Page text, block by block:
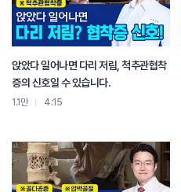
앉았다 일어나면 다리 저림, 척추관협착
증의 신호일 수 있습니다.
1.1만 4:15